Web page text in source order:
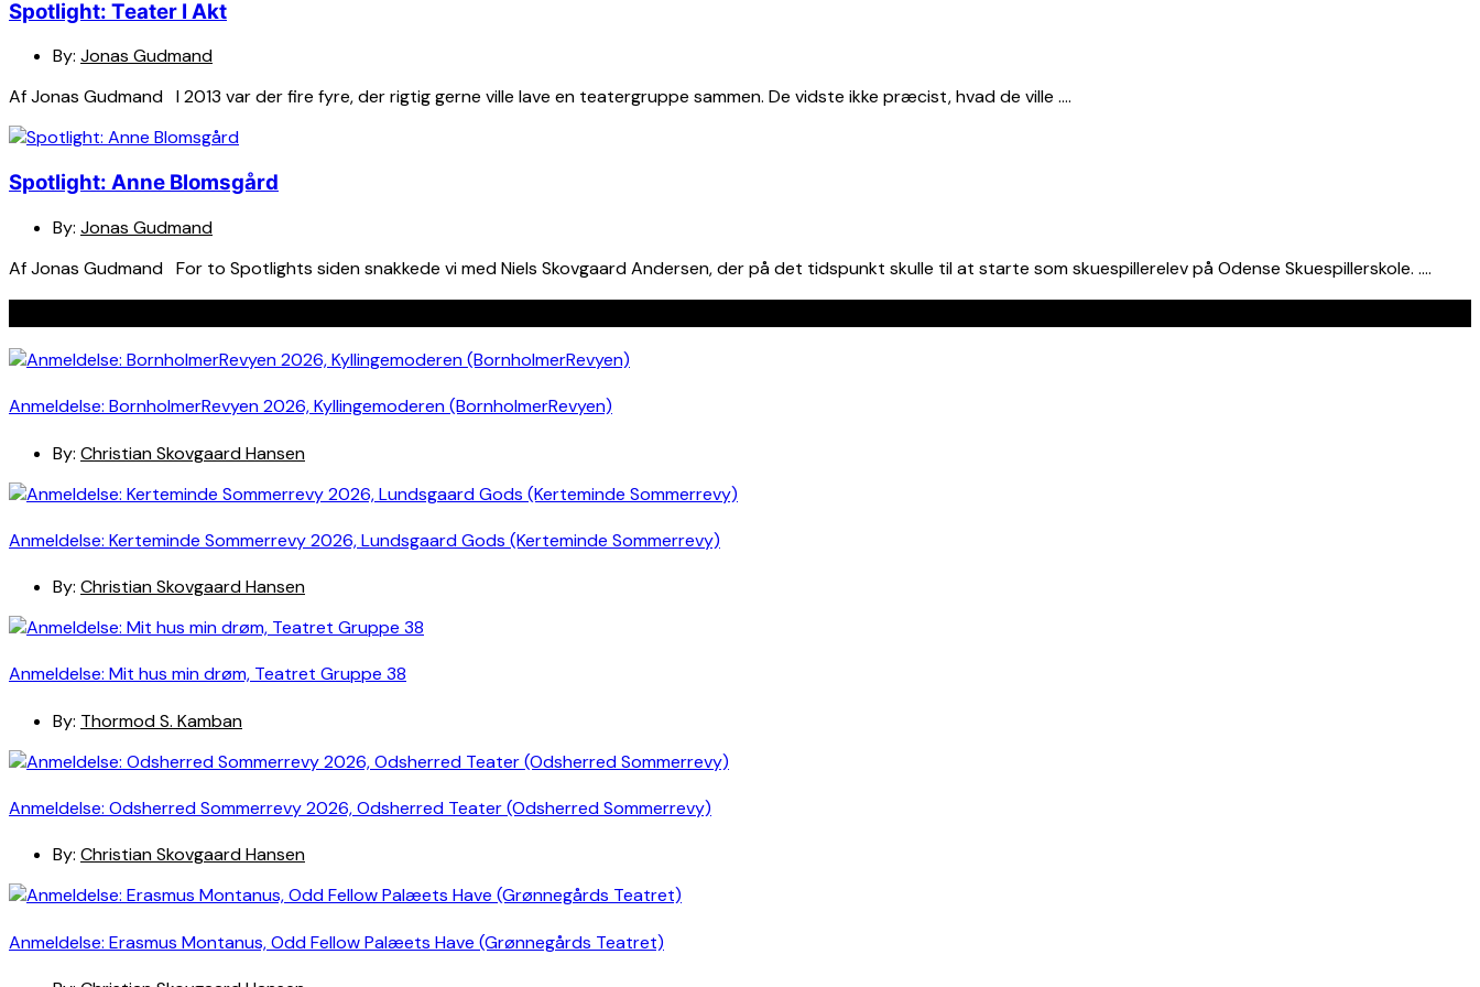
Spotlight: Teater I Akt
By: Jonas Gudmand
Af Jonas Gudmand I 2013 var der fire fyre, der rigtig gerne ville lave en teatergruppe sammen. De vidste ikke præcist, hvad de ville ….
Spotlight: Anne Blomsgård
By: Jonas Gudmand
Af Jonas Gudmand For to Spotlights siden snakkede vi med Niels Skovgaard Andersen, der på det tidspunkt skulle til at starte som skuespillerelev på Odense Skuespillerskole. ….
Anmeldelse: BornholmerRevyen 2026, Kyllingemoderen (BornholmerRevyen)
By: Christian Skovgaard Hansen
Anmeldelse: Kerteminde Sommerrevy 2026, Lundsgaard Gods (Kerteminde Sommerrevy)
By: Christian Skovgaard Hansen
Anmeldelse: Mit hus min drøm, Teatret Gruppe 38
By: Thormod S. Kamban
Anmeldelse: Odsherred Sommerrevy 2026, Odsherred Teater (Odsherred Sommerrevy)
By: Christian Skovgaard Hansen
Anmeldelse: Erasmus Montanus, Odd Fellow Palæets Have (Grønnegårds Teatret)